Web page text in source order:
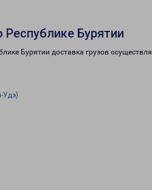
Республике Бурятии
Бурятии доставка грузов
Удэ)